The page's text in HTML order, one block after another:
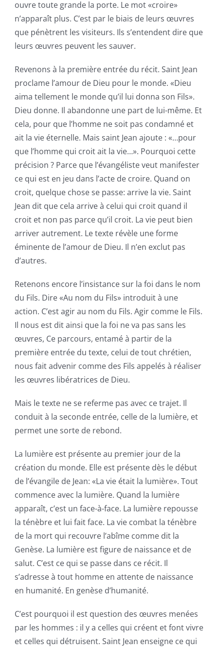
ouvre toute grande la porte. Le mot «croire»
n’apparaît plus. C’est par le biais de leurs œuvres
que pénètrent les visiteurs. Ils s’entendent dire que
leurs œuvres peuvent les sauver.
Revenons à la première entrée du récit. Saint Jean
proclame l’amour de Dieu pour le monde. «Dieu
aima tellement le monde qu’il lui donna son Fils».
Dieu donne. Il abandonne une part de lui-même. Et
cela, pour que l’homme ne soit pas condamné et
ait la vie éternelle. Mais saint Jean ajoute : «…pour
que l’homme qui croit ait la vie…». Pourquoi cette
précision ? Parce que l’évangéliste veut manifester
ce qui est en jeu dans l’acte de croire. Quand on
croit, quelque chose se passe: arrive la vie. Saint
Jean dit que cela arrive à celui qui croit quand il
croit et non pas parce qu’il croit. La vie peut bien
arriver autrement. Le texte révèle une forme
éminente de l’amour de Dieu. Il n’en exclut pas
d’autres.
Retenons encore l’insistance sur la foi dans le nom
du Fils. Dire «Au nom du Fils» introduit à une
action. C’est agir au nom du Fils. Agir comme le Fils.
Il nous est dit ainsi que la foi ne va pas sans les
œuvres, Ce parcours, entamé à partir de la
première entrée du texte, celui de tout chrétien,
nous fait advenir comme des Fils appelés à réaliser
les œuvres libératrices de Dieu.
Mais le texte ne se referme pas avec ce trajet. Il
conduit à la seconde entrée, celle de la lumière, et
permet une sorte de rebond.
La lumière est présente au premier jour de la
création du monde. Elle est présente dès le début
de l’évangile de Jean: «La vie était la lumière». Tout
commence avec la lumière. Quand la lumière
apparaît, c’est un face-à-face. La lumière repousse
la ténèbre et lui fait face. La vie combat la ténèbre
de la mort qui recouvre l’abîme comme dit la
Genèse. La lumière est figure de naissance et de
salut. C’est ce qui se passe dans ce récit. Il
s’adresse à tout homme en attente de naissance
en humanité. En genèse d’humanité.
C’est pourquoi il est question des œuvres menées
par les hommes : il y a celles qui créent et font vivre
et celles qui détruisent. Saint Jean enseigne ce qui